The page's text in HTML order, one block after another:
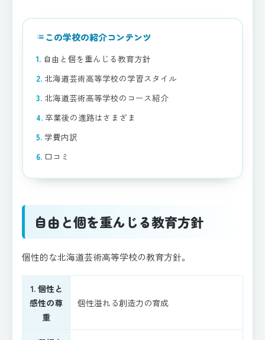
list この学校の紹介コンテンツ
自由と個を重んじる教育方針
北海道芸術高等学校の学習スタイル
北海道芸術高等学校のコース紹介
卒業後の進路はさまざま
学費内訳
口コミ
自由と個を重んじる教育方針
個性的な北海道芸術高等学校の教育方針。
1. 個性と
感性の尊
重
個性溢れる創造力の育成